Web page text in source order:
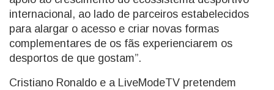
internacional, ao lado de parceiros estabelecidos
para alargar o acesso e criar novas formas
complementares de os fãs experienciarem os
desportos de que gostam”.
Cristiano Ronaldo e a LiveModeTV pretendem